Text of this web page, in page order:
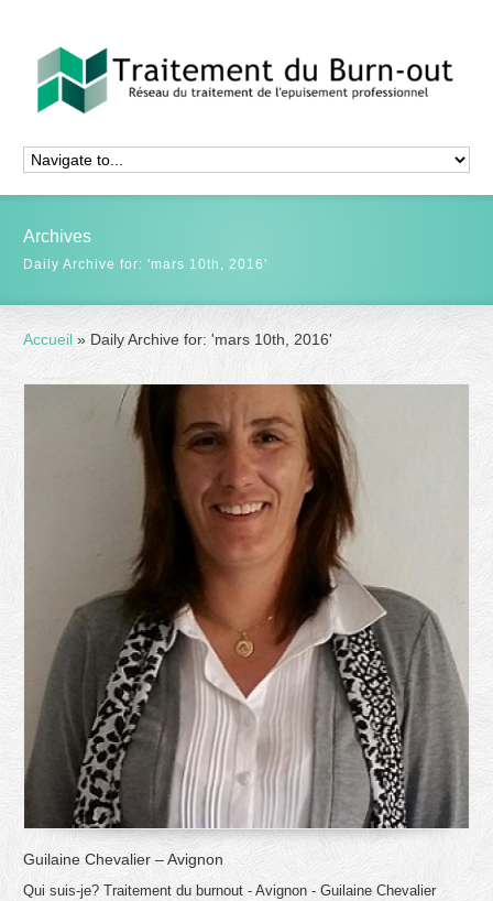
Archives
Daily Archive for: 'mars 10th, 2016'
Accueil » Daily Archive for: 'mars 10th, 2016'
Guilaine Chevalier – Avignon
Qui suis-je? Traitement du burnout - Avignon - Guilaine Chevalier